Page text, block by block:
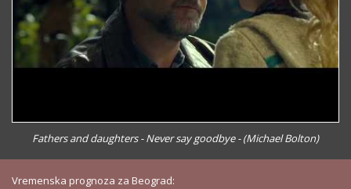
Fathers and daughters - Never say goodbye - (Michael Bolton)
Vremenska prognoza za Beograd: